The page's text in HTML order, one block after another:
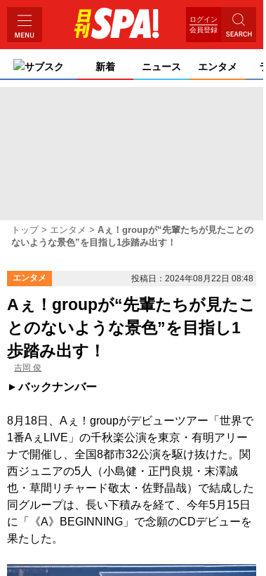
ログイン
会員登録
サブスク 新着 ニュース エンタメ
トップ エンタメ
Aぇ！groupが“先輩たちが見たことの
ないような景色”を目指し1歩踏み出す！
エンタメ 投稿日：2024年08月22日 08:48
Aぇ！groupが“先輩たちが見たこ
とのないような景色”を目指し1
歩踏み出す！
吉岡 俊
バックナンバー
8月18日、Aぇ！groupがデビューツアー「世界で
1番AぇLIVE」の千秋楽公演を東京・有明アリー
ナで開催し、全国8都市32公演を駆け抜けた。関
西ジュニアの5人（小島健・正門良規・末澤誠
也・草間リチャード敬太・佐野晶哉）で結成した
同グループは、長い下積みを経て、今年5月15日
に「《A》BEGINNING」で念願のCDデビューを
果たした。